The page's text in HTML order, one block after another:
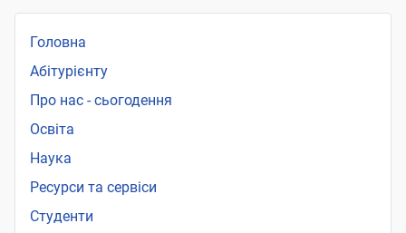
Головна
Абітурієнту
Про нас - сьогодення
Освіта
Наука
Ресурси та сервіси
Студенти